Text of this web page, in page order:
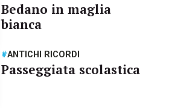
Bedano in maglia
bianca
#ANTICHI RICORDI
Passeggiata scolastica